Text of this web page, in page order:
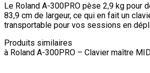
Le Roland A-300PRO pèse 2,9 kg pour
83,9 cm de largeur, ce qui en fait un
transportable pour vos sessions en
Produits similaires
à Roland A-300PRO – Clavier maître